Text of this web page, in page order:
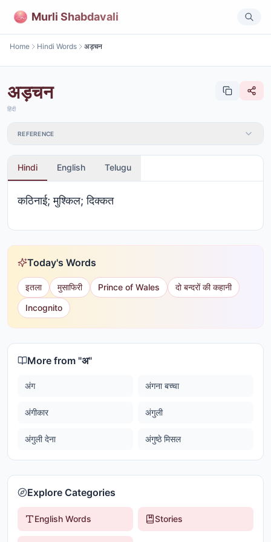
Murli Shabdavali
Home Hindi Words अड़चन
अड़चन
हिंदी
REFERENCE
Hindi English Telugu
कठिनाई; मुश्किल; दिक्कत
Today's Words
इतला मुसाफिरी Prince of Wales
दो बन्दरों की कहानी
Incognito
More from "अ"
अंग अंगना बच्चा
अंगीकार अंगुली
अंगुली देना अंगुष्ठे मिसल
Explore Categories
English Words Stories